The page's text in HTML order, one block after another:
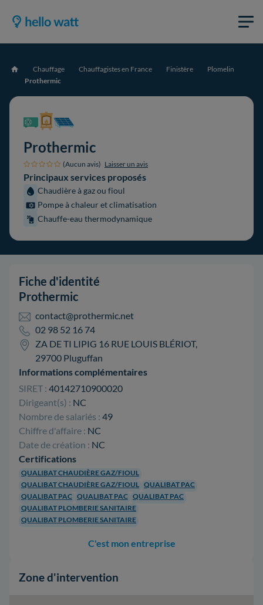
Accueil Chauffage Chauffagistes en France Finistère
Plomelin
Prothermic
Prothermic
(Aucun avis) Laisser un avis
Principaux services proposés
Chaudière à gaz ou fioul
Pompe à chaleur et climatisation
Chauffe-eau thermodynamique
Fiche d'identité
Prothermic
contact@prothermic.net
02 98 52 16 74
ZA DE TI LIPIG 16 RUE LOUIS BLÉRIOT,
29700 Pluguffan
Informations complémentaires
SIRET : 40142710900020
Dirigeant(s) : NC
Nombre de salariés : 49
Chiffre d'affaire : NC
Date de création : NC
Certifications
QUALIBAT CHAUDIÈRE GAZ/FIOUL
QUALIBAT CHAUDIÈRE GAZ/FIOUL QUALIBAT PAC
QUALIBAT PAC QUALIBAT PAC QUALIBAT PAC
QUALIBAT PLOMBERIE SANITAIRE
QUALIBAT PLOMBERIE SANITAIRE
C'est mon entreprise
Zone d'intervention